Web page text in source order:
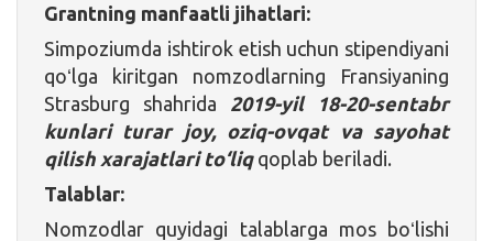
Grantning manfaatli jihatlari:
Simpoziumda ishtirok etish uchun stipendiyani
qoʻlga kiritgan nomzodlarning Fransiyaning
Strasburg shahrida 2019-yil 18-20-sentabr
kunlari turar joy, oziq-ovqat va sayohat
qilish xarajatlari to‘liqqoplab beriladi.
Talablar:
Nomzodlar quyidagi talablarga mos boʻlishi